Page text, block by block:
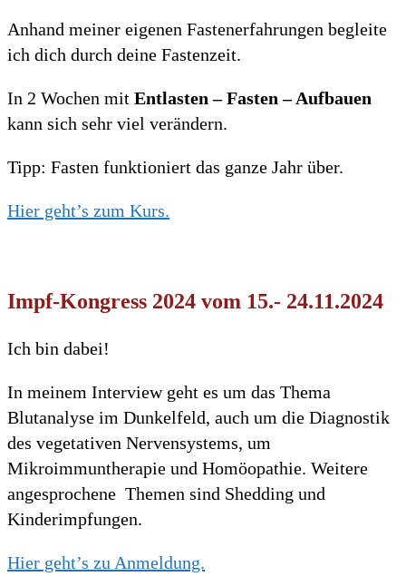
Anhand meiner eigenen Fastenerfahrungen begleite
ich dich durch deine Fastenzeit.
In 2 Wochen mit Entlasten – Fasten – Aufbauen
kann sich sehr viel verändern.
Tipp: Fasten funktioniert das ganze Jahr über.
Hier geht’s zum Kurs.
Impf-Kongress 2024 vom 15.- 24.11.2024
Ich bin dabei!
In meinem Interview geht es um das Thema
Blutanalyse im Dunkelfeld, auch um die Diagnostik
des vegetativen Nervensystems, um
Mikroimmuntherapie und Homöopathie. Weitere
angesprochene Themen sind Shedding und
Kinderimpfungen.
Hier geht’s zu Anmeldung.